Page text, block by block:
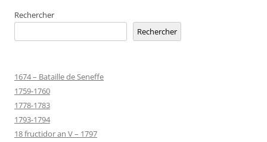
Rechercher
Rechercher
1674 – Bataille de Seneffe
1759-1760
1778-1783
1793-1794
18 fructidor an V – 1797